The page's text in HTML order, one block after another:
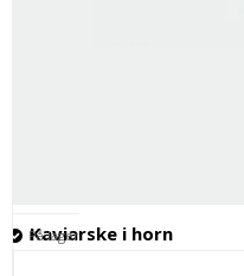
Kaviarske i horn
På lager